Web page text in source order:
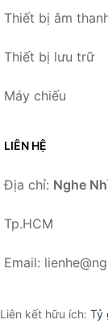
Thiết bị âm
Thiết bị lưu trữ
Máy chiếu
LIÊN HỆ
Địa chỉ: Nghe
Tp.HCM
Email:
Liên kết hữu ích: Tỷ